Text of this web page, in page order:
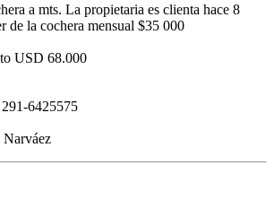
a mts. La propietaria es clienta hace 8
de la cochera mensual $35 000
USD 68.000
6425575